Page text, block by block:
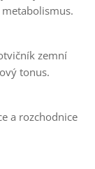
zemní
tonus.
a rozchodnice